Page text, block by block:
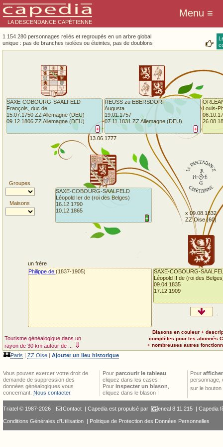
LA DESCENDANCE CAPÉTIENNE
1 154 280 personnages reliés et regroupés en un arbre global
unique : pas de branches isolées ou éteintes, pas de doublons
Groupes
Maisons
Tourisme généalogique dans un
rayon de 30 km autour de ...
⇓
SAXE-COBOURG-
Léopold II de (roi des
09.04.1835
17.12.1909
+
SAXE-COBOURG-SAALFELD
Léopold Ier de (roi des Belges)
16.12.1790
10.12.1865
+
SAXE-COBOURG-SAALFELD
François, duc de
15.07.1750 ZZ Allemagne (DEU)
09.12.1806 ZZ Allemagne (DEU)
+
REUSS zu EBERSDORF
Augusta
19.01.1757
07.11.1831 ZZ Allemagne (DEU)
Louis-
x 09.08.1832
ZZ Oise (60)
13.06.1777
un frère
Philippe de (1837-1905)
🏰Paris | ZZ Oise | Ajouter un lieu historique
Blasons en couleur +
complètes pour les abonnés
+ nombreuses autres
Vous pouvez exercer votre droit de
demande de suppression des
données généalogiques vous
concernant. Nous contacter.
Pour parcourir le tableau
cliquez dans les cases !
Pour inspecter un blason
cliquez dans le blason !
Pour
personnage,
sur le bouton
Triatel © 1987-2026 | Contact | Capedia est propulsé par eneal8.11.215 | Capedia
Conditions Générales d'Utilisation | Politique de Protection des Données Personnelles